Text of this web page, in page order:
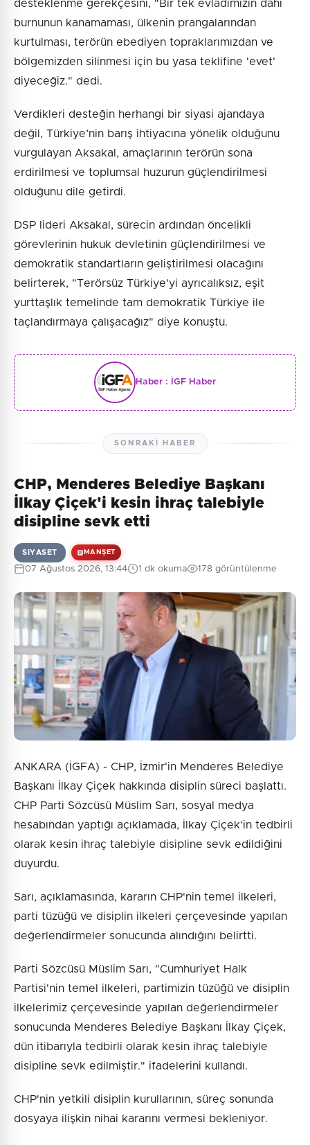
desteklenme gerekçesini, "Bir tek evladımızın dahi
burnunun kanamaması, ülkenin prangalarından
kurtulması, terörün ebediyen topraklarımızdan ve
bölgemizden silinmesi için bu yasa teklifine 'evet'
diyeceğiz." dedi.
Verdikleri desteğin herhangi bir siyasi ajandaya
değil, Türkiye’nin barış ihtiyacına yönelik olduğunu
vurgulayan Aksakal, amaçlarının terörün sona
erdirilmesi ve toplumsal huzurun güçlendirilmesi
olduğunu dile getirdi.
DSP lideri Aksakal, sürecin ardından öncelikli
görevlerinin hukuk devletinin güçlendirilmesi ve
demokratik standartların geliştirilmesi olacağını
belirterek, "Terörsüz Türkiye'yi ayrıcalıksız, eşit
yurttaşlık temelinde tam demokratik Türkiye ile
taçlandırmaya çalışacağız" diye konuştu.
Haber : İGF Haber
SONRAKI HABER
CHP, Menderes Belediye Başkanı
İlkay Çiçek'i kesin ihraç talebiyle
disipline sevk etti
SIYASET MANŞET
07 Ağustos 2026, 13:44 1 dk okuma 178 görüntülenme
ANKARA (İGFA) - CHP, İzmir'in Menderes Belediye
Başkanı İlkay Çiçek hakkında disiplin süreci başlattı.
CHP Parti Sözcüsü Müslim Sarı, sosyal medya
hesabından yaptığı açıklamada, İlkay Çiçek'in tedbirli
olarak kesin ihraç talebiyle disipline sevk edildiğini
duyurdu.
Sarı, açıklamasında, kararın CHP'nin temel ilkeleri,
parti tüzüğü ve disiplin ilkeleri çerçevesinde yapılan
değerlendirmeler sonucunda alındığını belirtti.
Parti Sözcüsü Müslim Sarı, "Cumhuriyet Halk
Partisi'nin temel ilkeleri, partimizin tüzüğü ve disiplin
ilkelerimiz çerçevesinde yapılan değerlendirmeler
sonucunda Menderes Belediye Başkanı İlkay Çiçek,
dün itibarıyla tedbirli olarak kesin ihraç talebiyle
disipline sevk edilmiştir." ifadelerini kullandı.
CHP'nin yetkili disiplin kurullarının, süreç sonunda
dosyaya ilişkin nihai kararını vermesi bekleniyor.